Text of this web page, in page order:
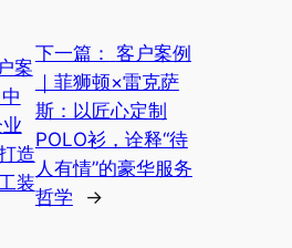
案
造
装
下一篇： 客户案例
｜菲狮顿×雷克萨
斯：以匠心定制
POLO衫，诠释“待
人有情”的豪华服务
哲学
→